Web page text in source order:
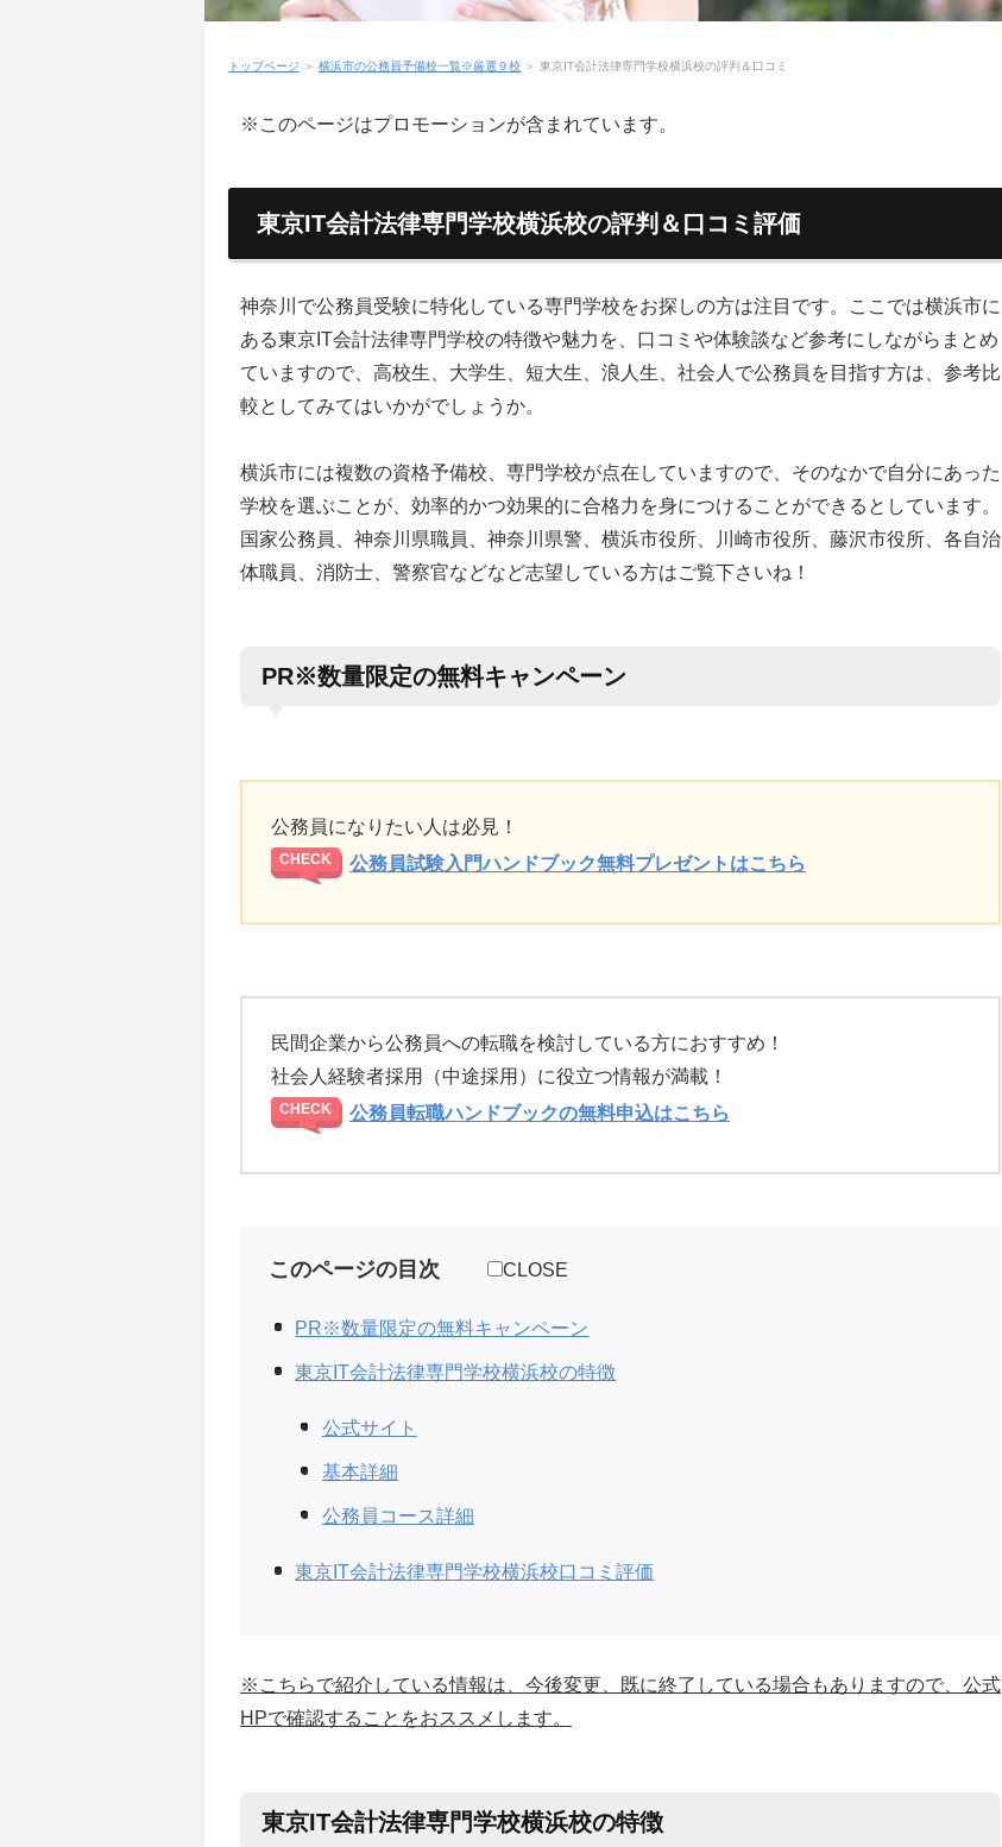
トップページ ＞ 横浜市の公務員予備校一覧※厳選９校 ＞ 東京IT会計法律専門学校横浜校の評判＆口コミ
※このページはプロモーションが含まれています。
東京IT会計法律専門学校横浜校の評判＆口コミ評価
神奈川で公務員受験に特化している専門学校をお探しの方は注目です。ここでは横浜市に
ある東京IT会計法律専門学校の特徴や魅力を、口コミや体験談など参考にしながらまとめ
ていますので、高校生、大学生、短大生、浪人生、社会人で公務員を目指す方は、参考比
較としてみてはいかがでしょうか。
横浜市には複数の資格予備校、専門学校が点在していますので、そのなかで自分にあった
学校を選ぶことが、効率的かつ効果的に合格力を身につけることができるとしています。
国家公務員、神奈川県職員、神奈川県警、横浜市役所、川崎市役所、藤沢市役所、各自治
体職員、消防士、警察官などなど志望している方はご覧下さいね！
PR※数量限定の無料キャンペーン
公務員になりたい人は必見！
公務員試験入門ハンドブック無料プレゼントはこちら
民間企業から公務員への転職を検討している方におすすめ！
社会人経験者採用（中途採用）に役立つ情報が満載！
公務員転職ハンドブックの無料申込はこちら
このページの目次 CLOSE
PR※数量限定の無料キャンペーン
東京IT会計法律専門学校横浜校の特徴
公式サイト
基本詳細
公務員コース詳細
東京IT会計法律専門学校横浜校口コミ評価
※こちらで紹介している情報は、今後変更、既に終了している場合もありますので、公式
HPで確認することをおススメします。
東京IT会計法律専門学校横浜校の特徴